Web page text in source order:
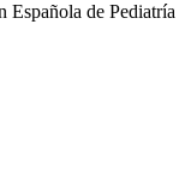
Española de Pediatría